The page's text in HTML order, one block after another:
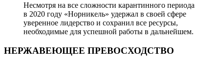
Несмотря на все сложности карантинного периода
в 2020 году «Норникель» удержал в своей сфере
уверенное лидерство и сохранил все ресурсы,
необходимые для успешной работы в дальнейшем.
НЕРЖАВЕЮЩЕЕ ПРЕВОСХОДСТВО